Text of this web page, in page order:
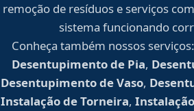
remoção de resíduos e serviços
sistema funcionando
Conheça também nossos serviços:
Desentupimento de Pia,
Desentupimento de Vaso,
Instalação de Torneira,